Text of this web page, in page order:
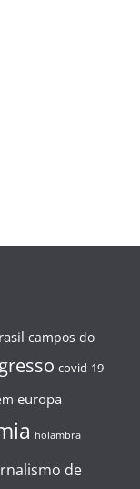
campos do
covid-19
europa
holambra
de